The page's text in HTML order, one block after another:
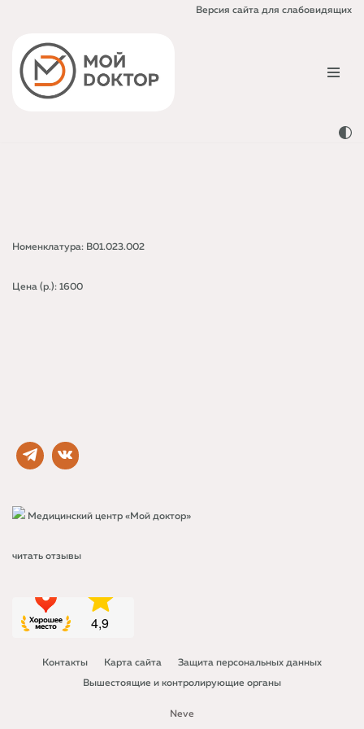
Перейти
содержимому
Версия сайта для слабовидящих
Номенклатура: B01.023.002
Цена (р.): 1600
Медицинский центр «Мой доктор»
читать отзывы
Контакты Карта сайта Защита персональных данных
Вышестоящие и контролирующие органы
Neve